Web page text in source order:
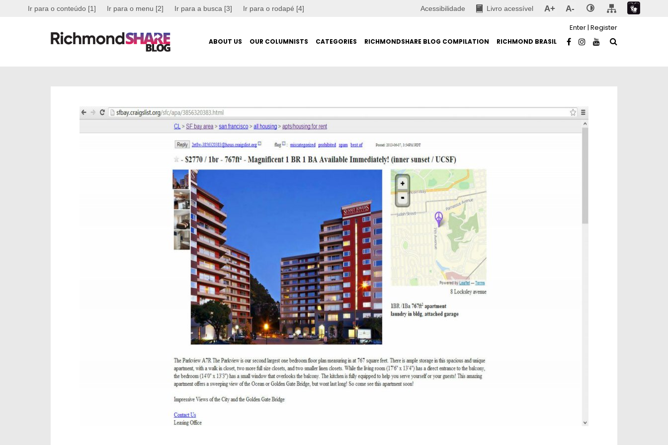
Ir para o conteúdo [1] Ir para o menu [2] Ir para a busca [3] Ir para o rodapé [4] Acessibilidade Livro acessível A+ A-
ABOUT US OUR COLUMNISTS CATEGORIES RICHMONDSHARE BLOG COMPILATION RICHMOND BRASIL
Enter| Register